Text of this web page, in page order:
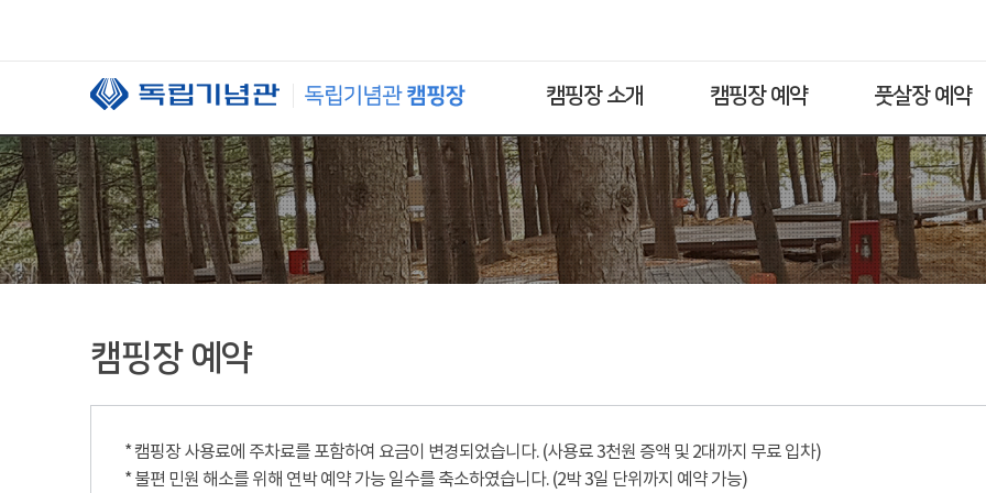
캠핑장 소개 캠핑장 예약 풋살장 예약
캠핑장 예약
* 캠핑장 사용료에 주차료를 포함하여 요금이 변경되었습니다. (사용료 3천원 증액 및 2대까지 무료 입차)
* 불편 민원 해소를 위해 연박 예약 가능 일수를 축소하였습니다. (2박 3일 단위까지 예약 가능)